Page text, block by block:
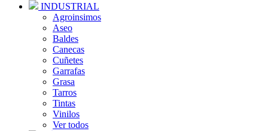
INDUSTRIAL
Agroinsimos
Aseo
Baldes
Canecas
Cuñetes
Garrafas
Grasa
Tarros
Tintas
Vinilos
Ver todos